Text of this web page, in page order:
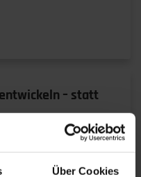
Über Cookies
– statt